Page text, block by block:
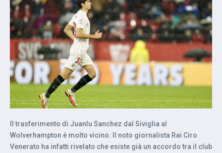
Il trasferimento di Juanlu Sanchez dal Siviglia al
Wolverhampton è molto vicino. Il noto giornalista Rai Ciro
Venerato ha infatti rivelato che esiste già un accordo tra il club